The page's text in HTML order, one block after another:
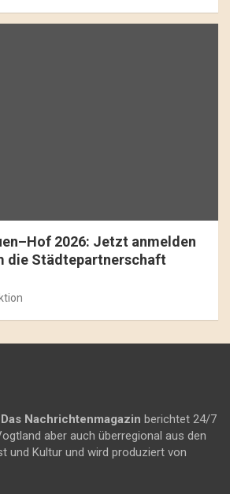
2026: Jetzt anmelden
die Städtepartnerschaft
Nachrichtenmagazin berichtet 24/7
aber auch überregional aus den
und Kultur und wird produziert von